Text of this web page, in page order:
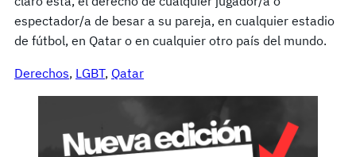
espectador/a de besar a su pareja, en cualquier estadio
de fútbol, en Qatar o en cualquier otro país del mundo.
Derechos, LGBT, Qatar